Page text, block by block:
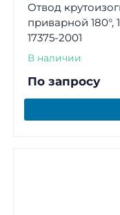
Отвод
приварной 180°,
17375-2001
В наличии
По запросу